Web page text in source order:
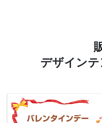
デザイン